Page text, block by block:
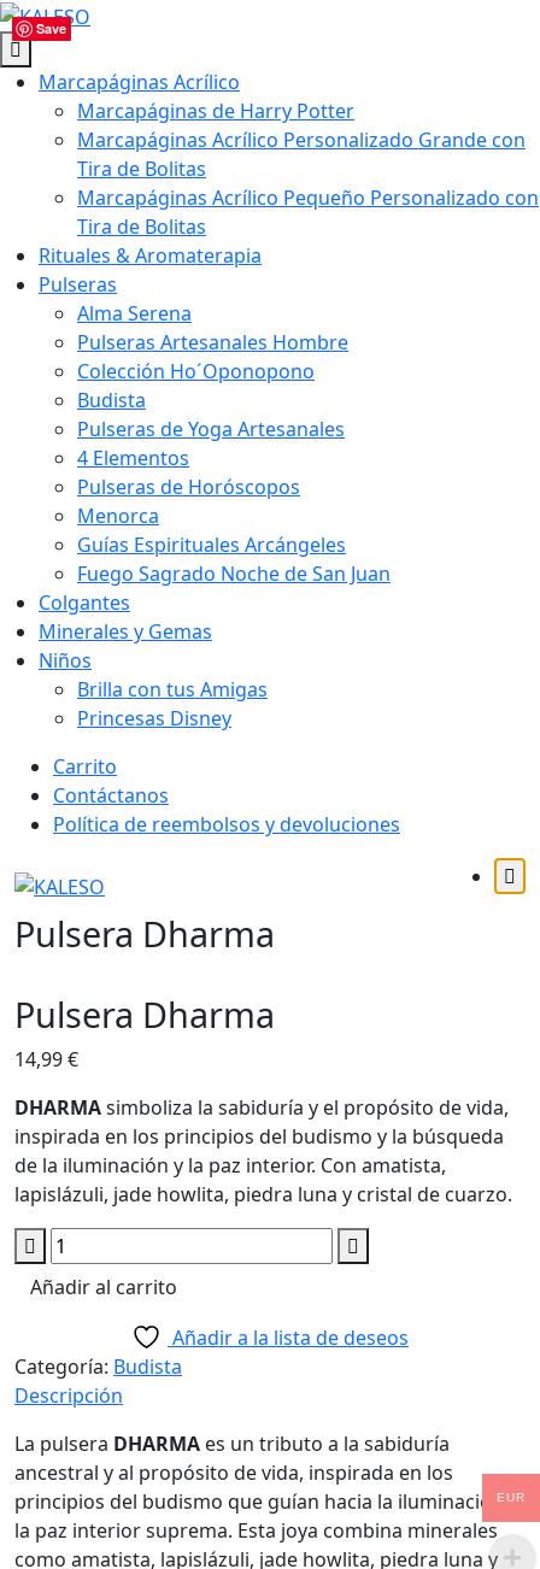
Marcapáginas Acrílico
Marcapáginas de Harry Potter
Marcapáginas Acrílico Personalizado Grande con
Tira de Bolitas
Marcapáginas Acrílico Pequeño Personalizado con
Tira de Bolitas
Rituales & Aromaterapia
Pulseras
Alma Serena
Pulseras Artesanales Hombre
Colección Ho´Oponopono
Budista
Pulseras de Yoga Artesanales
4 Elementos
Pulseras de Horóscopos
Menorca
Guías Espirituales Arcángeles
Fuego Sagrado Noche de San Juan
Colgantes
Minerales y Gemas
Niños
Brilla con tus Amigas
Princesas Disney
Saltar
contenido
Carrito
Contáctanos
Política de reembolsos y devoluciones
Pulsera Dharma
Save
Pulsera Dharma
14,99€
DHARMAsimboliza la sabiduría y el propósito de vida,
inspirada en los principios del budismo y la búsqueda
de la iluminación y la paz interior. Con amatista,
lapislázuli, jade howlita, piedra luna y cristal de cuarzo.
Pulsera
Dharma
cantidad
Añadir al carrito
Añadir a la lista de deseos
Categoría: Budista
Descripción
La pulsera DHARMA es un tributo a la sabiduría
ancestral y al propósito de vida, inspirada en los
principios del budismo que guían hacia la iluminación y
la paz interior suprema. Esta joya combina minerales
como amatista, lapislázuli, jade howlita, piedra luna y
Save
Save
Save
Save
EUR